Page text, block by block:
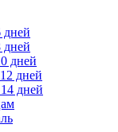
дней
дней
дней
дней
дней